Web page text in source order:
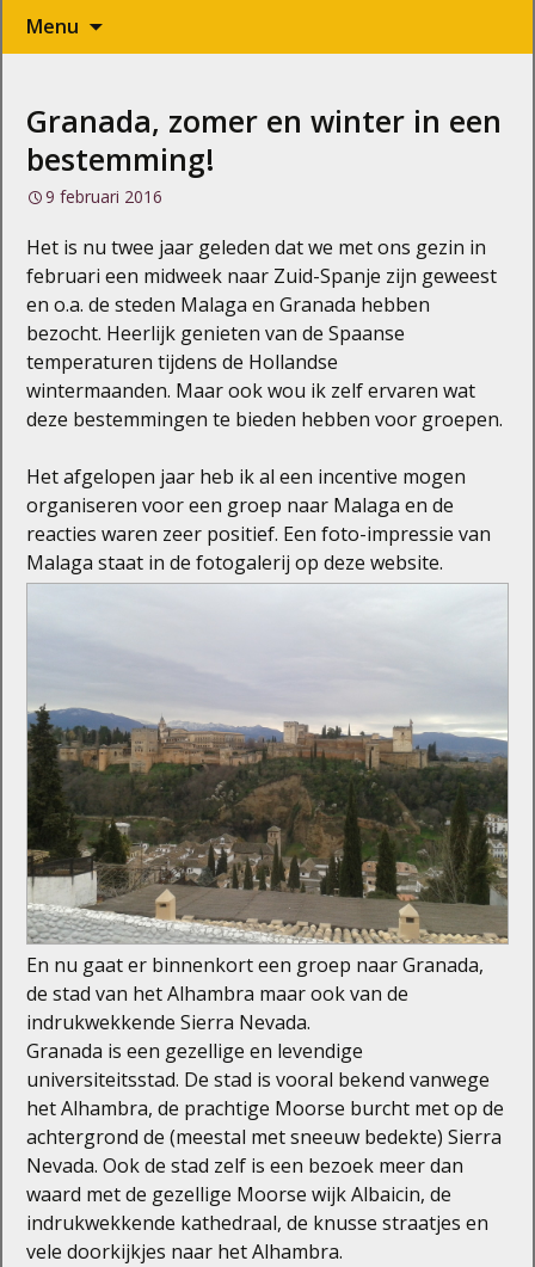
Menu
Granada, zomer en winter in een
bestemming!
9 februari 2016
Het is nu twee jaar geleden dat we met ons gezin in
februari een midweek naar Zuid-Spanje zijn geweest
en o.a. de steden Malaga en Granada hebben
bezocht. Heerlijk genieten van de Spaanse
temperaturen tijdens de Hollandse
wintermaanden. Maar ook wou ik zelf ervaren wat
deze bestemmingen te bieden hebben voor groepen.
Het afgelopen jaar heb ik al een incentive mogen
organiseren voor een groep naar Malaga en de
reacties waren zeer positief. Een foto-impressie van
Malaga staat in de fotogalerij op deze website.
En nu gaat er binnenkort een groep naar Granada,
de stad van het Alhambra maar ook van de
indrukwekkende Sierra Nevada.
Granada is een gezellige en levendige
universiteitsstad. De stad is vooral bekend vanwege
het Alhambra, de prachtige Moorse burcht met op de
achtergrond de (meestal met sneeuw bedekte) Sierra
Nevada. Ook de stad zelf is een bezoek meer dan
waard met de gezellige Moorse wijk Albaicin, de
indrukwekkende kathedraal, de knusse straatjes en
vele doorkijkjes naar het Alhambra.